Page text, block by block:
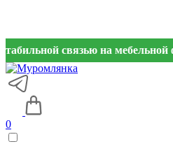
связью на мебельной
0